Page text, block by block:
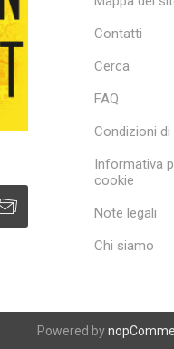
Contatti
Cerca
FAQ
Condizioni
Informativa
cookie
Note legali
Chi siamo
Powered by